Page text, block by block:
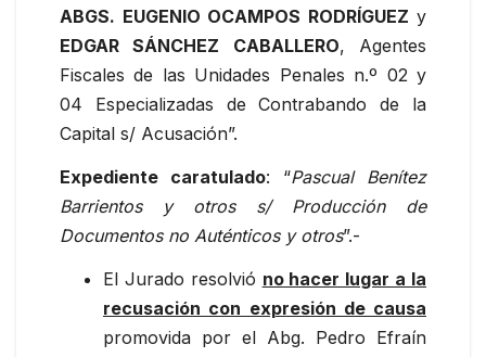
ABGS. EUGENIO OCAMPOS RODRÍGUEZ y
EDGAR SÁNCHEZ CABALLERO, Agentes
Fiscales de las Unidades Penales n.º 02 y
04 Especializadas de Contrabando de la
Capital s/ Acusación”.
Expediente caratulado: “Pascual Benítez
Barrientos y otros s/ Producción de
Documentos no Auténticos y otros”.-
El Jurado resolvió no hacer lugar a la
recusación con expresión de causa
promovida por el Abg. Pedro Efraín